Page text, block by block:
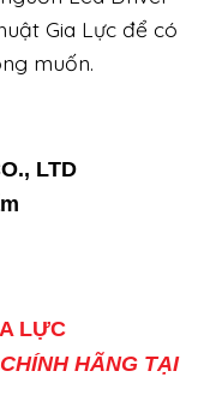
Gia Lực để có
muốn.
LTD
LỰC
HÃNG TẠI